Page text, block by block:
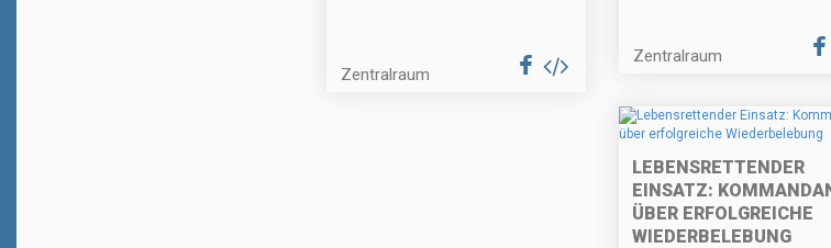
Zentralraum
Zentralraum
LEBENSRETTENDER
EINSATZ:
ÜBER ERFOLGREICHE
WIEDERBELEBUNG